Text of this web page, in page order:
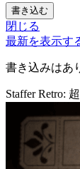
書き込む
閉じる
最新を表示す
書き込みはあ
Staffer Retro: